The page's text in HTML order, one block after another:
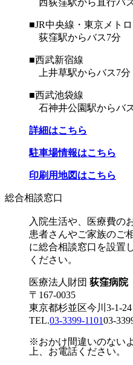
■JR中央線・東京メトロ
荻窪駅からバス7分
■西武新宿線
上井草駅からバス7分
■西武池袋線
石神井公園駅からバ
詳細はこちら
駐車場情報はこちら
印刷用地図はこちら
総合相談窓口
入院生活や、医療費の
患者さんやご家族のご
に総合相談窓口を設置
ください。
医療法人財団 荻窪病院
〒167-0035
東京都杉並区今川3-1-24
TEL.03-3399-110103-
※おかけ間違いのない
上、お電話ください。